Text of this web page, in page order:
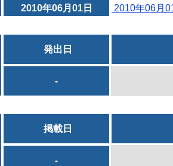
2010年06月01日
2010年06月
発出日
-
掲載日
-